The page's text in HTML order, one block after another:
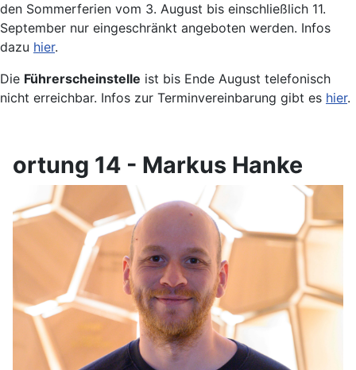
den Sommerferien vom 3. August bis einschließlich 11.
September nur eingeschränkt angeboten werden. Infos
dazu hier.
Die Führerscheinstelle ist bis Ende August telefonisch
nicht erreichbar. Infos zur Terminvereinbarung gibt es hier.
ortung 14 - Markus Hanke